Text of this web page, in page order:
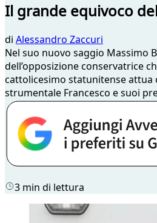
Il grande equivoco
di Alessandro Zaccuri
Nel suo nuovo saggio Massimo
dell’opposizione conservatrice
cattolicesimo statunitense
strumentale Francesco e suoi
3 min di lettura